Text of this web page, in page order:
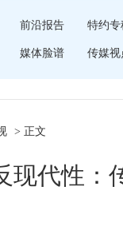
前沿报告 特约专
媒体脸谱 传媒视
> 正文
现代性：